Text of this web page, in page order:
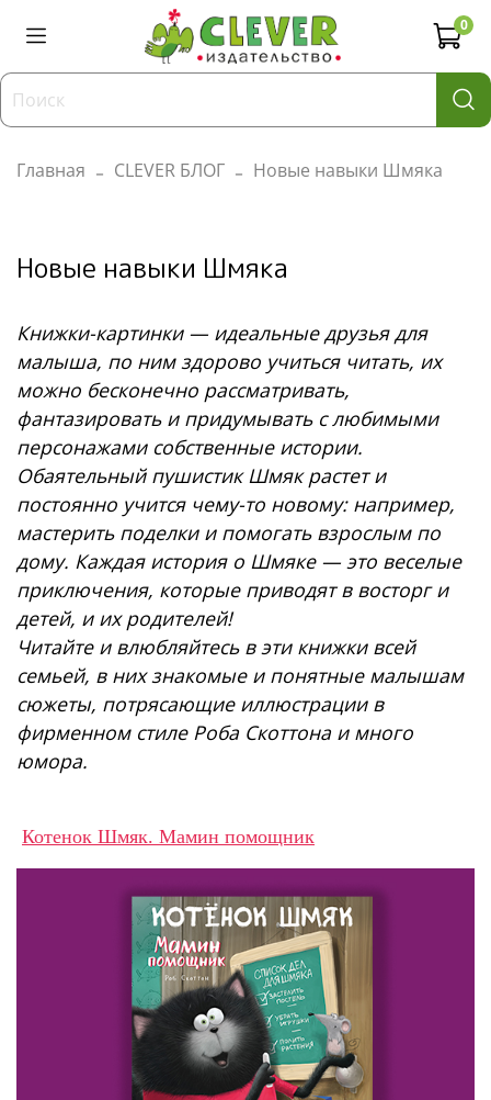
0
Главная CLEVER БЛОГ Новые навыки Шмяка
Новые навыки Шмяка
Книжки-картинки — идеальные друзья для
малыша, по ним здорово учиться читать, их
можно бесконечно рассматривать,
фантазировать и придумывать с любимыми
персонажами собственные истории.
Обаятельный пушистик Шмяк растет и
постоянно учится чему-то новому: например,
мастерить поделки и помогать взрослым по
дому. Каждая история о Шмяке — это веселые
приключения, которые приводят в восторг и
детей, и их родителей!
Читайте и влюбляйтесь в эти книжки всей
семьей, в них знакомые и понятные малышам
сюжеты, потрясающие иллюстрации в
фирменном стиле Роба Скоттона и много
юмора.
Котенок Шмяк. Мамин помощник